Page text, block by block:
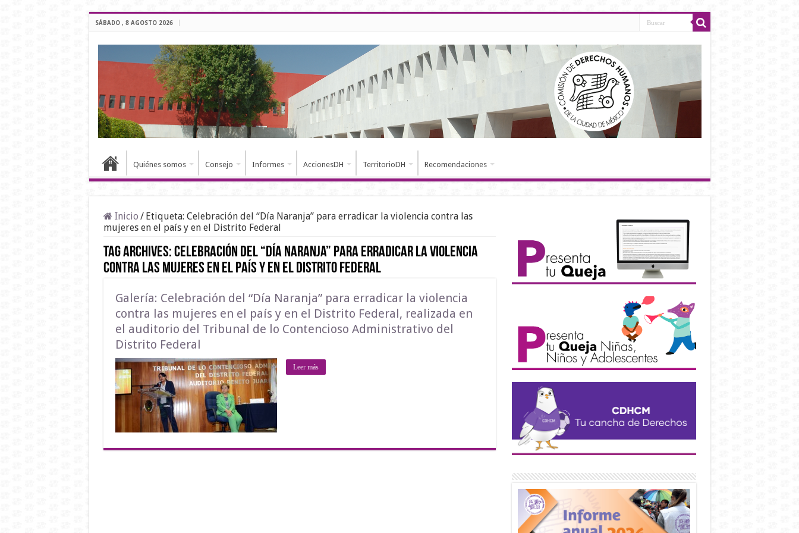
SÁBADO , 8 AGOSTO 2026
Quiénes somos Consejo Informes AccionesDH TerritorioDH Recomendaciones
Inicio / Etiqueta: Celebración del “Día Naranja” para erradicar la violencia contra las
mujeres en el país y en el Distrito Federal
Tag Archives:Celebración del “Día Naranja” para erradicar la violencia
contra las mujeres en el país y en el Distrito Federal
Galería: Celebración del “Día Naranja” para erradicar la violencia
contra las mujeres en el país y en el Distrito Federal, realizada en
el auditorio del Tribunal de lo Contencioso Administrativo del
Distrito Federal
Leer más